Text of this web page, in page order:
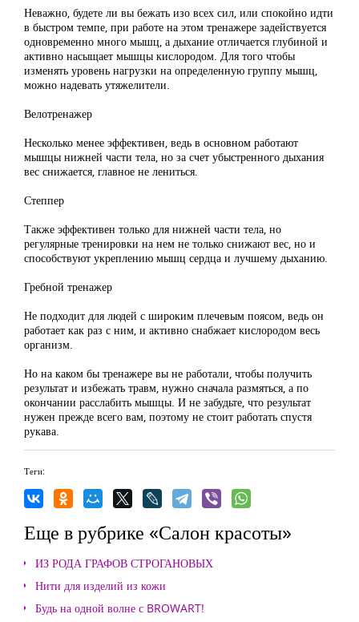
Неважно, будете ли вы бежать изо всех сил, или спокойно идти
в быстром темпе, при работе на этом тренажере задействуется
одновременно много мышц, а дыхание отличается глубиной и
активно насыщает мышцы кислородом. Для того чтобы
изменять уровень нагрузки на определенную группу мышц,
можно надевать утяжелители.
Велотренажер
Несколько менее эффективен, ведь в основном работают
мышцы нижней части тела, но за счет убыстренного дыхания
вес снижается, главное не лениться.
Степпер
Также эффективен только для нижней части тела, но
регулярные тренировки на нем не только снижают вес, но и
способствуют укреплению мышц сердца и лучшему дыханию.
Гребной тренажер
Не подходит для людей с широким плечевым поясом, ведь он
работает как раз с ним, и активно снабжает кислородом весь
организм.
Но на каком бы тренажере вы не работали, чтобы получить
результат и избежать травм, нужно сначала размяться, а по
окончании расслабить мышцы. И не забудьте, что результат
нужен прежде всего вам, поэтому не стоит работать спустя
рукава.
Теги:
Еще в рубрике «Салон красоты»
ИЗ РОДА ГРАФОВ СТРОГАНОВЫХ
Нити для изделий из кожи
Будь на одной волне с BROWART!